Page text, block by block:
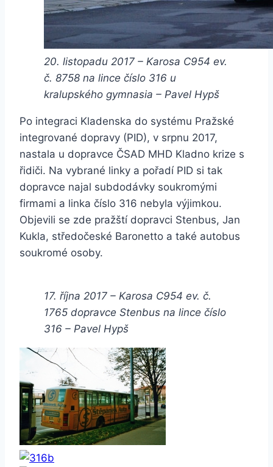
20. listopadu 2017 – Karosa C954 ev.
č. 8758 na lince číslo 316 u
kralupského gymnasia – Pavel Hypš
Po integraci Kladenska do systému Pražské
integrované dopravy (PID), v srpnu 2017,
nastala u dopravce ČSAD MHD Kladno krize s
řidiči. Na vybrané linky a pořadí PID si tak
dopravce najal subdodávky soukromými
firmami a linka číslo 316 nebyla výjimkou.
Objevili se zde pražští dopravci Stenbus, Jan
Kukla, středočeské Baronetto a také autobus
soukromé osoby.
17. října 2017 – Karosa C954 ev. č.
1765 dopravce Stenbus na lince číslo
316 – Pavel Hypš